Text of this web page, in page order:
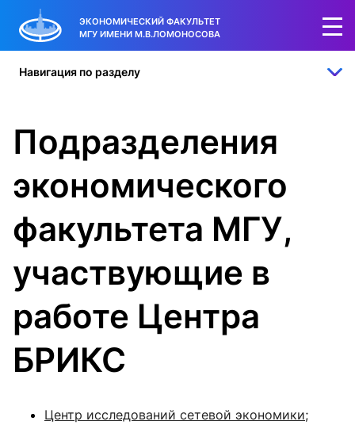
ЭКОНОМИЧЕСКИЙ ФАКУЛЬТЕТ
МГУ ИМЕНИ М.В.ЛОМОНОСОВА
Навигация по разделу
Подразделения
экономического
факультета МГУ,
участвующие в
работе Центра
БРИКС
Центр исследований сетевой экономики;